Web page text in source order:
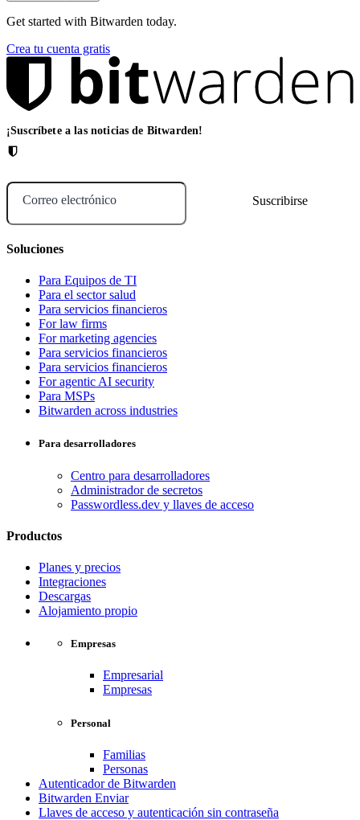
Get started with Bitwarden today.
Crea tu cuenta gratis
¡Suscríbete a las noticias de Bitwarden!
Correo electrónico
Soluciones
Para Equipos de TI
Para el sector salud
Para servicios financieros
For law firms
For marketing agencies
Para servicios financieros
Para servicios financieros
For agentic AI security
Para MSPs
Bitwarden across industries
Para desarrolladores
Centro para desarrolladores
Administrador de secretos
Passwordless.dev y llaves de acceso
Productos
Planes y precios
Integraciones
Descargas
Alojamiento propio
Empresas
Empresarial
Empresas
Personal
Familias
Personas
Autenticador de Bitwarden
Bitwarden Enviar
Llaves de acceso y autenticación sin contraseña